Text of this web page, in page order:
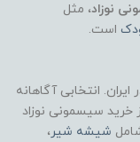
نوزاد، مثل
است.
انتخابی آگاهانه
خرید سیسمونی نوزاد
شیشه شیر،